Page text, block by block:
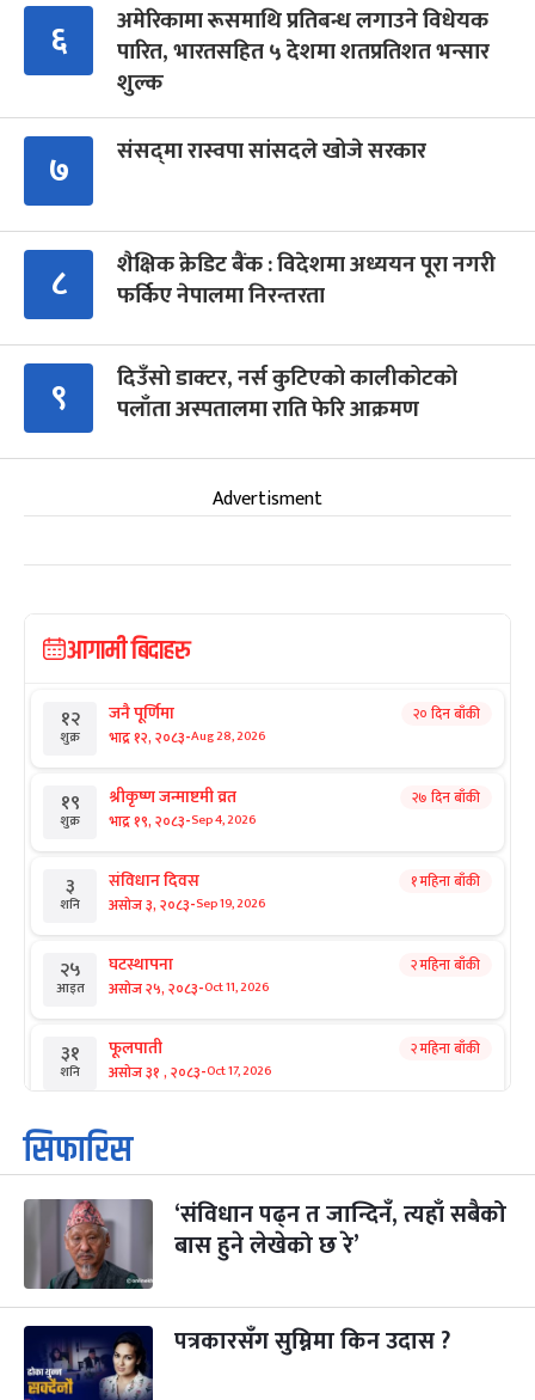
६
अमेरिकामा रूसमाथि प्रतिबन्ध लगाउने विधेयक
पारित, भारतसहित ५ देशमा शतप्रतिशत भन्सार
शुल्क
७ संसद्‍मा रास्वपा सांसदले खोजे सरकार
८
शैक्षिक क्रेडिट बैंक : विदेशमा अध्ययन पूरा नगरी
फर्किए नेपालमा निरन्तरता
९
दिउँसो डाक्टर, नर्स कुटिएको कालीकोटको
पलाँता अस्पतालमा राति फेरि आक्रमण
Advertisment
आगामी बिदाहरु
१२
शुक्र
जनै पूर्णिमा
भाद्र १२, २०८३-Aug 28, 2026
२० दिन बाँकी
१९
शुक्र
श्रीकृष्ण जन्माष्टमी व्रत
भाद्र १९, २०८३-Sep 4, 2026
२७ दिन बाँकी
३
शनि
संविधान दिवस
असोज ३, २०८३-Sep 19, 2026
१ महिना बाँकी
२५
आइत
घटस्थापना
असोज २५, २०८३-Oct 11, 2026
२ महिना बाँकी
३१
शनि
फूलपाती
असोज ३१ , २०८३-Oct 17, 2026
२ महिना बाँकी
१
आइत
कार्तिक सङ्क्रान्ति
कार्तिक १, २०८३
३
मंगल
महानवमी
कार्तिक ३, २०८३-Oct 20, 2026
२ महिना बाँकी
४
बुध कार्तिक ४, २०८३ Oct 21, 2026
५ पापा‌ङ्कुशा एकादशी व्रत
सिफारिस
‘संविधान पढ्न त जान्दिनँ, त्यहाँ सबैको
बास हुने लेखेको छ रे’
पत्रकारसँग सुम्निमा किन उदास ?